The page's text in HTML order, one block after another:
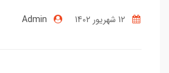
Admin